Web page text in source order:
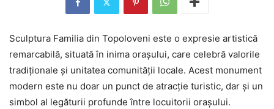
Sculptura Familia din Topoloveni este o expresie artistică
remarcabilă, situată în inima orașului, care celebră valorile
tradiționale și unitatea comunității locale. Acest monument
modern este nu doar un punct de atracție turistic, dar și un
simbol al legăturii profunde între locuitorii orașului.